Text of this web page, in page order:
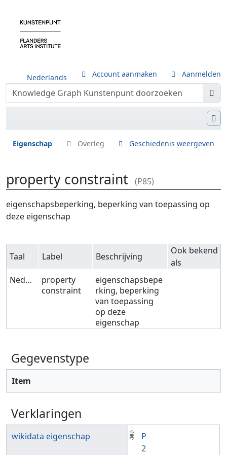
Nederlands Account aanmaken Aanmelden
Eigenschap Overleg Geschiedenis weergeven
property constraint (P85)
Ga naar:navigatie,zoeken
eigenschapsbeperking, beperking van toepassing op
deze eigenschap
Taal Label Beschrijving
Ook bekend
als
Nederlands
property
constraint
eigenschapsbepe
rking, beperking
van toepassing
op deze
eigenschap
Gegevenstype
Item
Verklaringen
wikidata eigenschap
P
2